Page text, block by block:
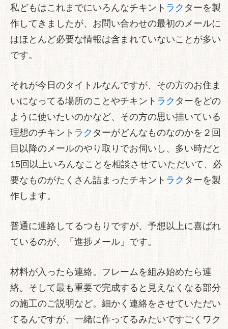
私どもはこれまでにいろんなチキント ラク ターを製
作してきましたが、お問い合わせの最初のメールに
はほとんど必要な情報は含まれていないことが多い
です。
それが今日のタイトルなんですが、その方のお住ま
いになってる場所のことやチキント ラク ターをどの
ように使いたいのかなど、その方の思い描いている
理想のチキント ラク ターがどんなものなのかを２回
目以降のメールのやり取りでお伺いし、多い時だと
15回以上いろんなことを相談させていただいて、必
要なものがたくさん詰まったチキント ラク ターを製
作します。
普通に連絡してるつもりですが、予想以上に喜ばれ
ているのが、「進捗メール」です。
材料が入ったら連絡。フレームを組み始めたら連
絡。そして最も重要で完成すると見えなくなる部分
の施工のご説明など。細かく連絡をさせていただい
てるんですが、一緒に作ってるみたいですごくワク